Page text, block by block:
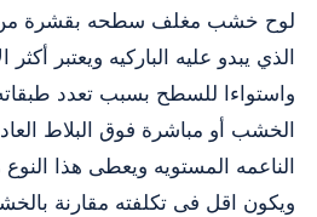
لوح خشب مغلف سطحه بقشرة من
الذي يبدو عليه الباركيه ويعتبر أكثر
واستواءا للسطح بسبب تعدد
الخشب أو مباشرة فوق البلاط
الناعمه المستويه ويعطى هذا النوع
ويكون اقل فى تكلفته مقارنة